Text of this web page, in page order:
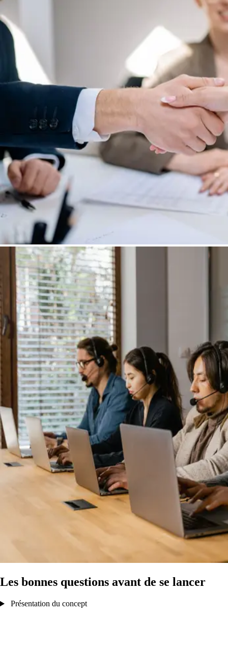
Les bonnes questions avant de se lancer
Présentation du concept